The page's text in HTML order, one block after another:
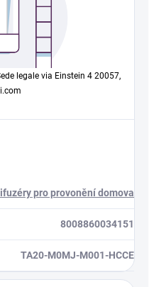
legale via Einstein 4 20057,
pro provonění domova
8008860034151
TA20-M0MJ-M001-HCCE